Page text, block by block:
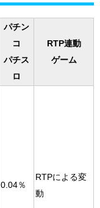
パチン
コ
パチス
ロ
RTP連動
ゲーム
0.04％
RTPによる変
動